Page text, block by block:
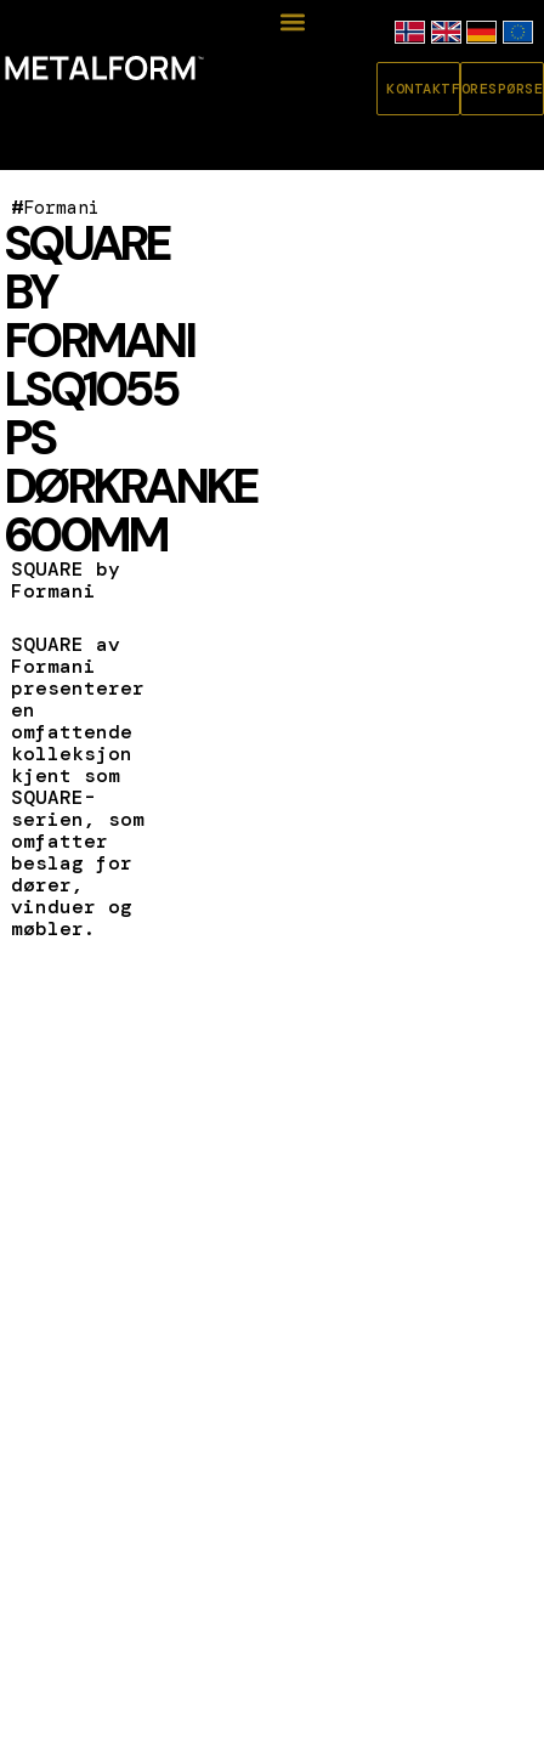
KONTAKT
#Formani
SQUARE
BY
FORMANI
LSQ1055
PS
DØRKRANKE
600MM
SQUARE by
Formani
SQUARE av
Formani
presenterer
en
omfattende
kolleksjon
kjent som
SQUARE-
serien, som
omfatter
beslag for
dører,
vinduer og
møbler.